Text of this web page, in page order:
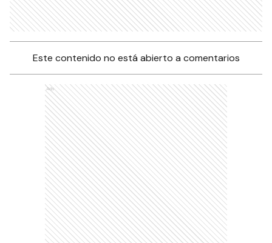
Este contenido no está abierto a comentarios
Ads